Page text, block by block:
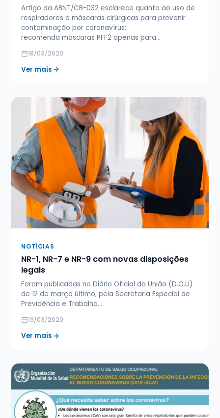
Artigo da ABNT/CB-032 esclarece quanto ao uso de
respiradores e máscaras cirúrgicas para prevenir
contaminação por coronavírus;
recomenda máscaras PFF2 apenas para…
18/03/2020
Ver mais
NOTÍCIAS
NR-1, NR-7 e NR-9 com novas disposições
legais
Foram publicadas no Diário Oficial da União (D.O.U)
de 12 de março último, pela Secretaria Especial de
Previdência e Trabalho…
13/03/2020
Ver mais